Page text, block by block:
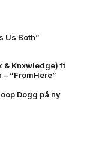
Us Both”
& Knxwledge) ft
”FromHere”
Dogg på ny